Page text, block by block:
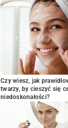
Czy wiesz, jak
twarzy, by cieszyć się
niedoskonałości?